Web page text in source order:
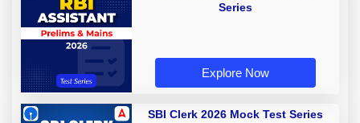
Series
Explore Now
SBI Clerk 2026 Mock Test Series